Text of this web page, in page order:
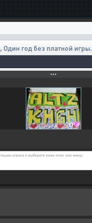
, Один год без платной игры.